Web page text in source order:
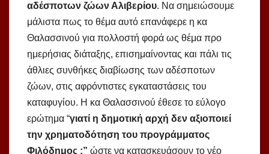
αδέσποτων ζώων Αλιβερίου. Να σημειώσουμε
μάλιστα πως το θέμα αυτό επανάφερε η κα
Θαλασσινού για πολλοστή φορά ως θέμα προ
ημερήσιας διάταξης, επισημαίνοντας και πάλι τις
άθλιες συνθήκες διαβίωσης των αδέσποτων
ζώων, στις αφρόντιστες εγκαταστάσεις του
καταφυγίου. Η κα Θαλασσινού έθεσε το εύλογο
ερώτημα “γιατί η δημοτική αρχή δεν αξιοποιεί
την χρηματοδότηση του προγράμματος
Φιλόδημος ;” ώστε να κατασκευάσουν το νέο